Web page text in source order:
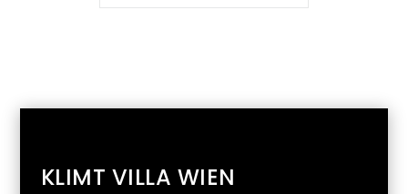
KLIMT VILLA WIEN